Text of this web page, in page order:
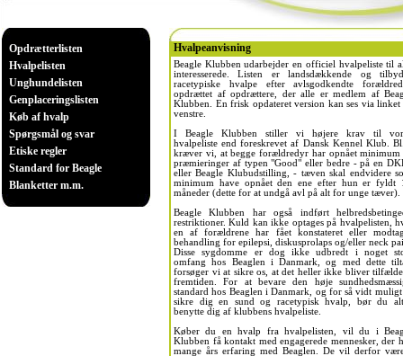
Opdrætterlisten
Hvalpelisten
Unghundelisten
Genplaceringslisten
Køb af hvalp
Spørgsmål og svar
Etiske regler
Standard for Beagle
Blanketter m.m.
Hvalpeanvisning
Beagle Klubben udarbejder en officiel hvalpeliste til
interesserede. Listen er landsdækkende og
racetypiske hvalpe efter avlsgodkendte
opdrættet af opdrættere, der alle er medlem af
Klubben. En frisk opdateret version kan ses via
venstre.
I Beagle Klubben stiller vi højere krav til
hvalpeliste end foreskrevet af Dansk Kennel Klub.
kræver vi, at begge forældredyr har opnået minimum
præmieringer af typen "Good" eller bedre - på en
eller Beagle Klubudstilling, - tæven skal endvidere
minimum have opnået den ene efter hun er fyldt
måneder (dette for at undgå avl på alt for unge tæver).
Beagle Klubben har også indført
restriktioner. Kuld kan ikke optages på hvalpelisten,
en af forældrene har fået konstateret eller
behandling for epilepsi, diskusprolaps og/eller neck
Disse sygdomme er dog ikke udbredt i noget
omfang hos Beaglen i Danmark, og med dette
forsøger vi at sikre os, at det heller ikke bliver
fremtiden. For at bevare den høje
standard hos Beaglen i Danmark, og for så vidt muligt
sikre dig en sund og racetypisk hvalp, bør du
benytte dig af klubbens hvalpeliste.
Køber du en hvalp fra hvalpelisten, vil du i
Klubben få kontakt med engagerede mennesker, der
mange års erfaring med Beaglen. De vil derfor